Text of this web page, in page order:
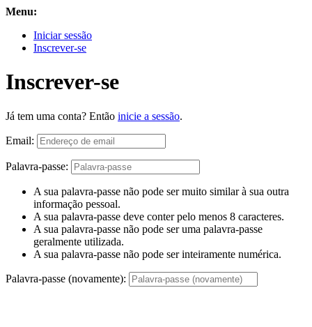
Menu:
Iniciar sessão
Inscrever-se
Inscrever-se
Já tem uma conta? Então inicie a sessão.
Email:
Palavra-passe:
A sua palavra-passe não pode ser muito similar à sua outra
informação pessoal.
A sua palavra-passe deve conter pelo menos 8 caracteres.
A sua palavra-passe não pode ser uma palavra-passe
geralmente utilizada.
A sua palavra-passe não pode ser inteiramente numérica.
Palavra-passe (novamente):